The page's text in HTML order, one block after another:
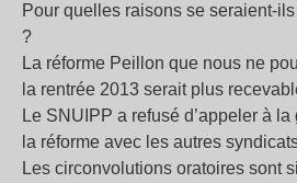
Pour quelles raisons se seraient-
?
La réforme Peillon que nous ne
la rentrée 2013 serait plus
Le SNUIPP a refusé d’appeler à
la réforme avec les autres
Les circonvolutions oratoires sont